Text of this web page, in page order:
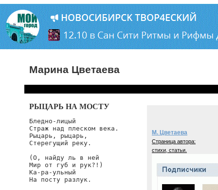
Марина Цветаева
РЫЦАРЬ НА МОСТУ
Бледно-лицый
Страж над плеском века.
Рыцарь, рыцарь,
Стерегущий реку.
(О, найду ль в ней
Мир от губ и рук?!)
Ка-ра-ульный
На посту разлук.
М. Цветаева
Страница автора:
стихи, статьи.